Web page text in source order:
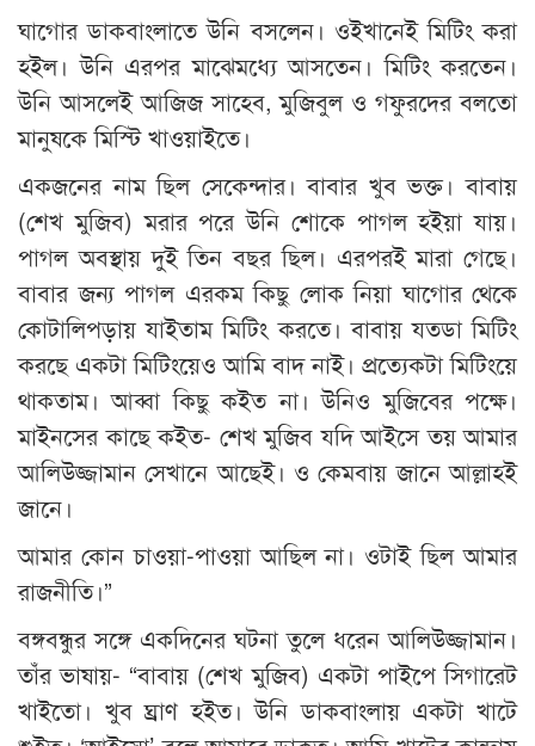
ঘাগোর ডাকবাংলাতে উনি বসলেন। ওইখানেই মিটিং করা
হইল। উনি এরপর মাঝেমধ্যে আসতেন। মিটিং করতেন।
উনি আসলেই আজিজ সাহেব, মুজিবুল ও গফুরদের বলতো
মানুষকে মিস্টি খাওয়াইতে।
একজনের নাম ছিল সেকেন্দার। বাবার খুব ভক্ত। বাবায়
(শেখ মুজিব) মরার পরে উনি শোকে পাগল হইয়া যায়।
পাগল অবস্থায় দুই তিন বছর ছিল। এরপরই মারা গেছে।
বাবার জন্য পাগল এরকম কিছু লোক নিয়া ঘাগোর থেকে
কোটালিপড়ায় যাইতাম মিটিং করতে। বাবায় যতডা মিটিং
করছে একটা মিটিংয়েও আমি বাদ নাই। প্রত্যেকটা মিটিংয়ে
থাকতাম। আব্বা কিছু কইত না। উনিও মুজিবের পক্ষে।
মাইনসের কাছে কইত- শেখ মুজিব যদি আইসে তয় আমার
আলিউজ্জামান সেখানে আছেই। ও কেমবায় জানে আল্লাহই
জানে।
আমার কোন চাওয়া-পাওয়া আছিল না। ওটাই ছিল আমার
রাজনীতি।”
বঙ্গবন্ধুর সঙ্গে একদিনের ঘটনা তুলে ধরেন আলিউজ্জামান।
তাঁর ভাষায়- “বাবায় (শেখ মুজিব) একটা পাইপে সিগারেট
খাইতো। খুব ঘ্রাণ হইত। উনি ডাকবাংলায় একটা খাটে